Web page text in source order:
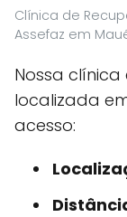
Clínica de
Assefaz em
Nossa
localizada
acesso: